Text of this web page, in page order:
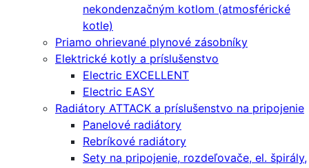
nekondenzačným kotlom (atmosférické
kotle)
Priamo ohrievané plynové zásobníky
Elektrické kotly a príslušenstvo
Electric EXCELLENT
Electric EASY
Radiátory ATTACK a príslušenstvo na pripojenie
Panelové radiátory
Rebríkové radiátory
Sety na pripojenie, rozdeľovače, el. špirály,